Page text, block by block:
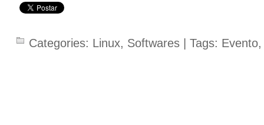
Categories: Linux, Softwares | Tags: Evento